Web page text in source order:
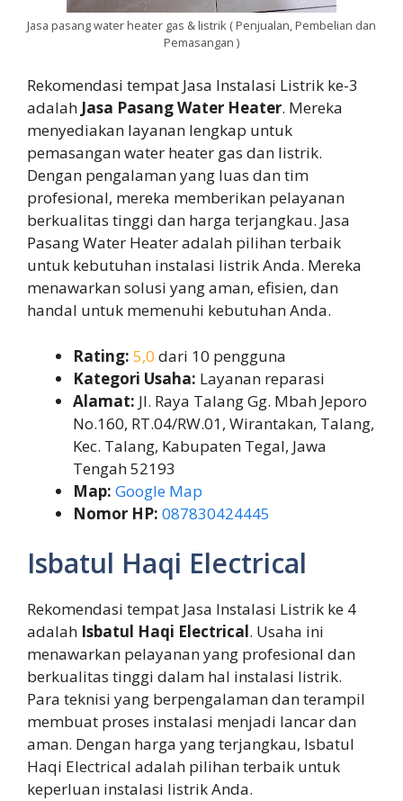
Jasa pasang water heater gas & listrik ( Penjualan, Pembelian dan
Pemasangan )
Rekomendasi tempat Jasa Instalasi Listrik ke-3
adalah Jasa Pasang Water Heater. Mereka
menyediakan layanan lengkap untuk
pemasangan water heater gas dan listrik.
Dengan pengalaman yang luas dan tim
profesional, mereka memberikan pelayanan
berkualitas tinggi dan harga terjangkau. Jasa
Pasang Water Heater adalah pilihan terbaik
untuk kebutuhan instalasi listrik Anda. Mereka
menawarkan solusi yang aman, efisien, dan
handal untuk memenuhi kebutuhan Anda.
Rating: 5,0 dari 10 pengguna
Kategori Usaha: Layanan reparasi
Alamat: Jl. Raya Talang Gg. Mbah Jeporo
No.160, RT.04/RW.01, Wirantakan, Talang,
Kec. Talang, Kabupaten Tegal, Jawa
Tengah 52193
Map: Google Map
Nomor HP: 087830424445
Isbatul Haqi Electrical
Rekomendasi tempat Jasa Instalasi Listrik ke 4
adalah Isbatul Haqi Electrical. Usaha ini
menawarkan pelayanan yang profesional dan
berkualitas tinggi dalam hal instalasi listrik.
Para teknisi yang berpengalaman dan terampil
membuat proses instalasi menjadi lancar dan
aman. Dengan harga yang terjangkau, Isbatul
Haqi Electrical adalah pilihan terbaik untuk
keperluan instalasi listrik Anda.